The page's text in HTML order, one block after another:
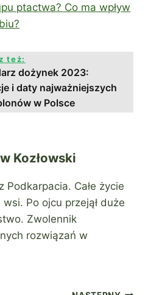
ptactwa? Co ma wpływ
też:
dożynek 2023:
i daty najważniejszych
w Polsce
Kozłowski
Podkarpacia. Całe życie
wsi. Po ojcu przejął duże
Zwolennik
rozwiązań w